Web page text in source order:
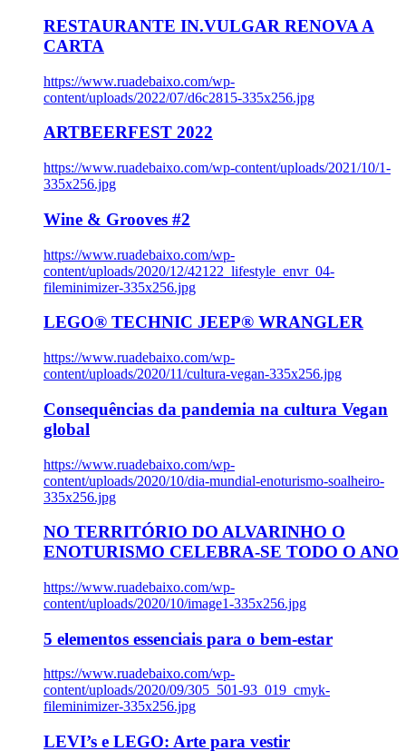
RESTAURANTE IN.VULGAR RENOVA A
CARTA
https://www.ruadebaixo.com/wp-
content/uploads/2022/07/d6c2815-335x256.jpg
ARTBEERFEST 2022
https://www.ruadebaixo.com/wp-content/uploads/2021/10/1-
335x256.jpg
Wine & Grooves #2
https://www.ruadebaixo.com/wp-
content/uploads/2020/12/42122_lifestyle_envr_04-
fileminimizer-335x256.jpg
LEGO® TECHNIC JEEP® WRANGLER
https://www.ruadebaixo.com/wp-
content/uploads/2020/11/cultura-vegan-335x256.jpg
Consequências da pandemia na cultura Vegan
global
https://www.ruadebaixo.com/wp-
content/uploads/2020/10/dia-mundial-enoturismo-soalheiro-
335x256.jpg
NO TERRITÓRIO DO ALVARINHO O
ENOTURISMO CELEBRA-SE TODO O ANO
https://www.ruadebaixo.com/wp-
content/uploads/2020/10/image1-335x256.jpg
5 elementos essenciais para o bem-estar
https://www.ruadebaixo.com/wp-
content/uploads/2020/09/305_501-93_019_cmyk-
fileminimizer-335x256.jpg
LEVI’s e LEGO: Arte para vestir